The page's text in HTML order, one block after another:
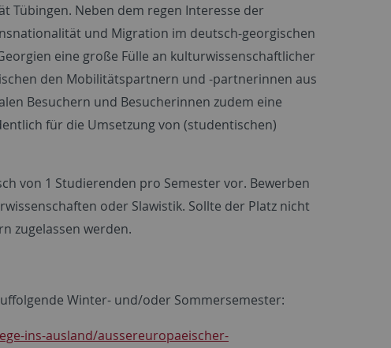
Tübingen. Neben dem regen Interesse der
und Migration im deutsch-georgischen
eine große Fülle an kulturwissenschaftlicher
den Mobilitätspartnern und -partnerinnen aus
Besuchern und Besucherinnen zudem eine
für die Umsetzung von (studentischen)
von 1 Studierenden pro Semester vor. Bewerben
oder Slawistik. Sollte der Platz nicht
zugelassen werden.
Winter- und/oder Sommersemester:
ins-ausland/aussereuropaeischer-